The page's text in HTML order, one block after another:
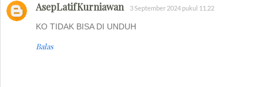
AsepLatifKurniawan 3 September 2024 pukul 11.22
KO TIDAK BISA DI UNDUH
Balas